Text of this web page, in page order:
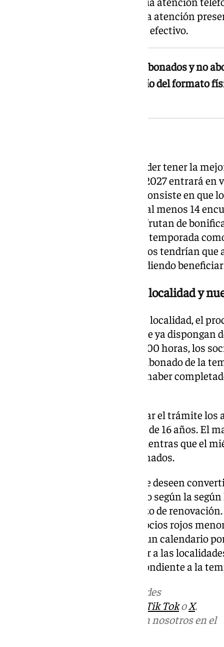
pedir cita previa para recibir una atención
digital o para realizar el pago en efectivo.
Esta temporada, el carné para abonados y no
la posibilidad de solicitar el envío del formato
Asimismo, con el objetivo de poder tener la
partido, en la temporada 2026-2027 entrará en
de los 14 partidos. Esta norma consiste en que
vender o mejorar su asiento en al menos 14
contrario, los abonados que disfrutan de
en la renovación de la siguiente temporada
2025-26 y el resto de los abonados tendrían
nuevo socio de 125 euros, no pudiendo
Calendario para cambios de localidad y
En lo referente a los cambios de localidad, el
julio para aquellos abonados que ya dispongan
días, y en horario de 09.00 a 20.00 horas, los
Socio utilizando su número de abonado de la
siendo requisito indispensable haber
El lunes 6 de julio podrán realizar el trámite
10.000, además de los menores de 16 años. El
con número hasta el 25.000, mientras que el
abierto a la totalidad de los abonados.
Por su parte, los socios rojos que deseen
contarán con un cupo específico según la
libres que haya después del plazo de
disponibles se reservará para socios rojos
restante se asignará siguiendo un calendario
días 10 y 13 de julio. Para acceder a las
su número de abonado correspondiente a la
en las redes
Tik TokoX.
Puedes ponerte en contacto con nosotros en el